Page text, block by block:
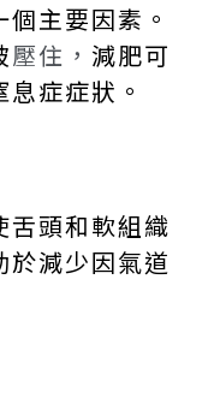
主要因素。
壓住， 減肥可
症症狀。
舌頭和軟組織
於減少因氣道